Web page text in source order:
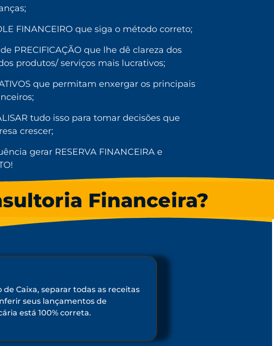
FINANCEIRO que siga o método correto;
PRECIFICAÇÃO que lhe dê clareza dos
produtos/ serviços mais lucrativos;
que permitam enxergar os principais
tudo isso para tomar decisões que
crescer;
gerar RESERVA FINANCEIRA e
Financeira?
Caixa, separar todas as receitas
seus lançamentos de
está 100% correta.